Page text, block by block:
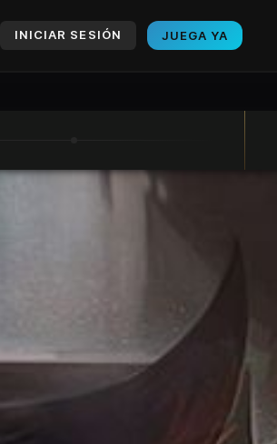
INICIAR SESIÓN JUEGA YA